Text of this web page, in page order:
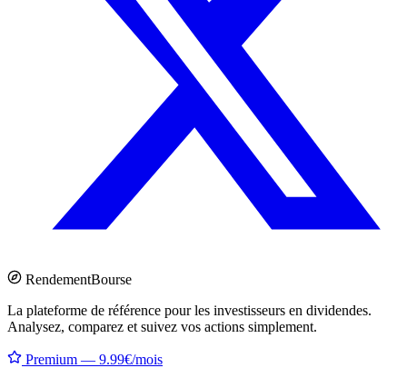
RendementBourse
La plateforme de référence pour les investisseurs en dividendes.
Analysez, comparez et suivez vos actions simplement.
Premium — 9.99€/mois